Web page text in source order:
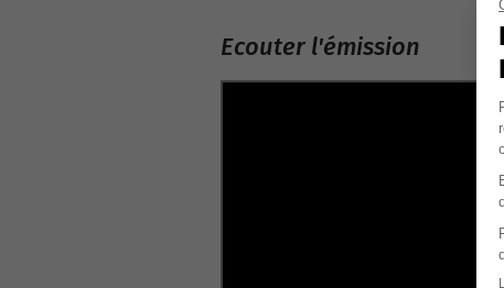
Ecouter l'émission